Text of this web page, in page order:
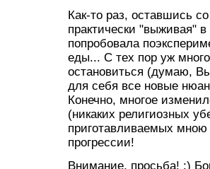
Как-то раз, оставшись
практически "выживая"
попробовала
еды... С тех пор уж
остановиться (думаю,
для себя все новые
Конечно, многое
(никаких религиозных
приготавливаемых мною
прогрессии!
Внимание, просьба! :)